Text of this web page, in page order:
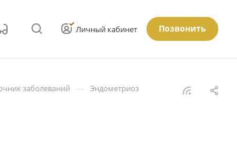
Личный кабинет Позвонить
заболеваний — Эндометриоз